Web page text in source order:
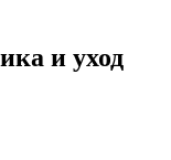
и уход